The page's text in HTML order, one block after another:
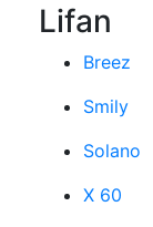
Lifan
Breez
Smily
Solano
X 60